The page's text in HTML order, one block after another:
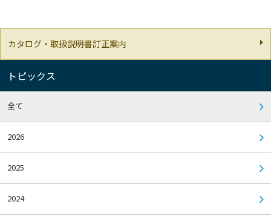
カタログ・取扱説明書訂正案内
トピックス
全て
2026
2025
2024